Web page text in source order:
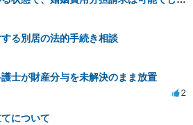
る別居の法的手続き相談
士が財産分与を未解決のまま放置
2
について